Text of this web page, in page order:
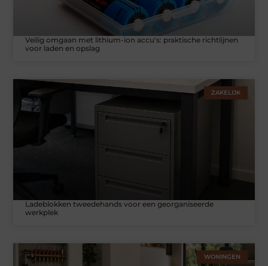
Veilig omgaan met lithium-ion accu's: praktische richtlijnen
voor laden en opslag
ZAKELIJK
Ladeblokken tweedehands voor een georganiseerde
werkplek
WONINGEN